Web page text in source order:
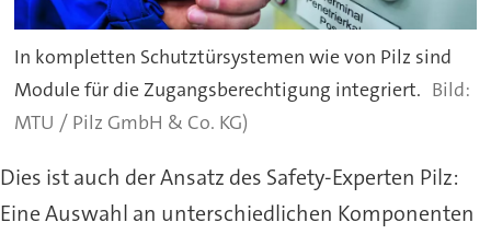
In kompletten Schutztürsystemen wie von Pilz sind
Module für die Zugangsberechtigung integriert.
MTU / Pilz GmbH & Co. KG)
Dies ist auch der Ansatz des Safety-Experten Pilz:
Eine Auswahl an unterschiedlichen Komponenten